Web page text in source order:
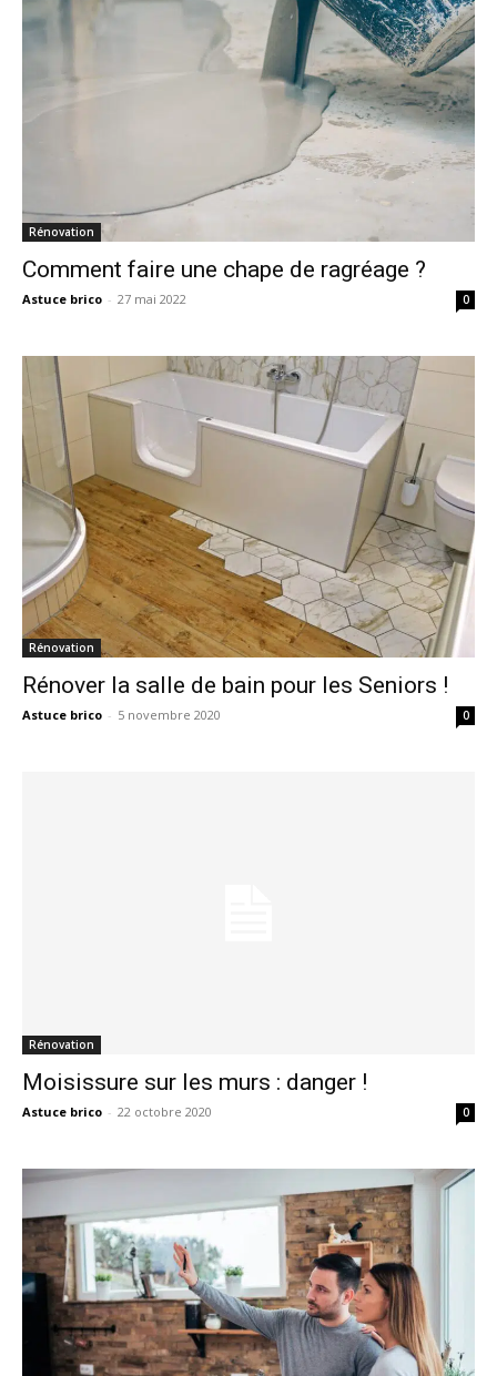
Rénovation
Comment faire une chape de ragréage ?
Astuce brico - 27 mai 2022 0
Rénovation
Rénover la salle de bain pour les Seniors !
Astuce brico - 5 novembre 2020 0
Rénovation
Moisissure sur les murs : danger !
Astuce brico - 22 octobre 2020 0